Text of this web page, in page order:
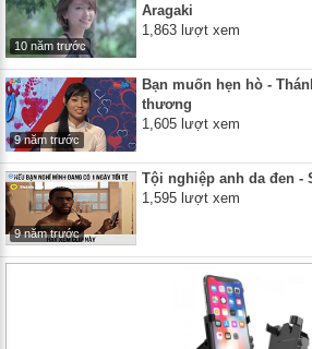
10 năm trước
Aragaki
1,863 lượt xem
9 năm trước
Bạn muốn hẹn hò -
thương
1,605 lượt xem
9 năm trước
Tội nghiệp anh da đen -
1,595 lượt xem